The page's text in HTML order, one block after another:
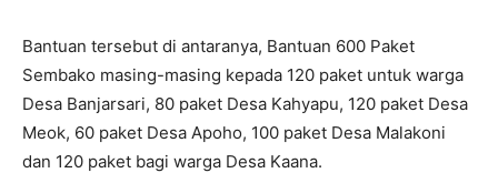
Bantuan tersebut di antaranya, Bantuan 600 Paket
Sembako masing-masing kepada 120 paket untuk warga
Desa Banjarsari, 80 paket Desa Kahyapu, 120 paket Desa
Meok, 60 paket Desa Apoho, 100 paket Desa Malakoni
dan 120 paket bagi warga Desa Kaana.